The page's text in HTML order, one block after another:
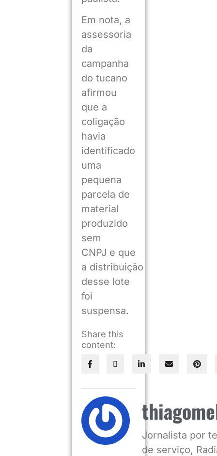
Em nota, a
assessoria
da
campanha
do tucano
afirmou
que a
coligação
havia
identificado
uma
pequena
parcela de
material
produzido
sem
CNPJ e que
a distribuição
desse lote
foi
suspensa.
Share this
content:
Jornalista por
de serviço,